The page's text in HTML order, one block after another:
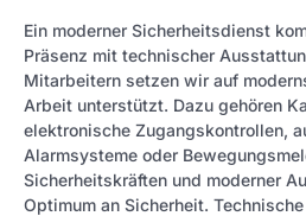
Ein moderner Sicherheitsdienst
Präsenz mit technischer
Mitarbeitern setzen wir auf
Arbeit unterstützt. Dazu gehören
elektronische Zugangskontrollen,
Alarmsysteme oder
Sicherheitskräften und moderner
Optimum an Sicherheit.